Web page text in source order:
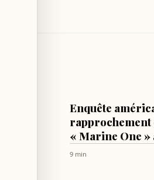
Enquête
rapprochement
« Marine One »
avion civil
9 min